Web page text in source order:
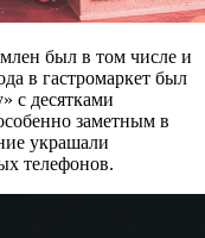
был в том числе и
в гастромаркет был
c десятками
заметным в
украшали
телефонов.